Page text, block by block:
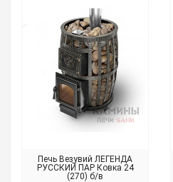
Печь Везувий ЛЕГЕНДА
РУССКИЙ ПАР Ковка 24
(270) б/в